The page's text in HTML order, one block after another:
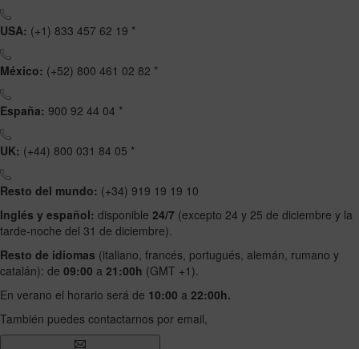
USA: (+1) 833 457 62 19 *
México: (+52) 800 461 02 82 *
España: 900 92 44 04 *
UK: (+44) 800 031 84 05 *
Resto del mundo: (+34) 919 19 19 10
Inglés y español: disponible 24/7 (excepto 24 y 25 de diciembre y la
tarde-noche del 31 de diciembre).
Resto de idiomas (italiano, francés, portugués, alemán, rumano y
catalán): de 09:00 a 21:00h (GMT +1).
En verano el horario será de 10:00 a 22:00h.
También puedes contactarnos por email,